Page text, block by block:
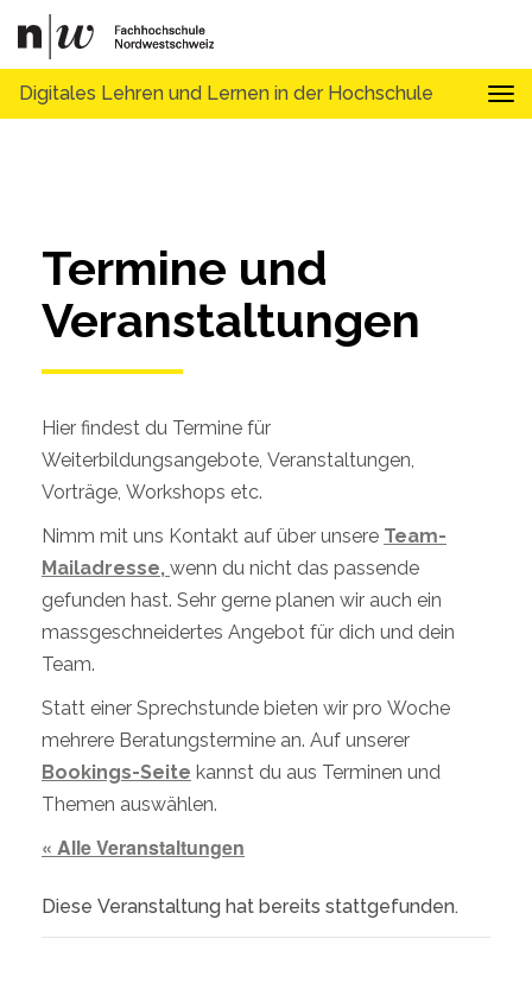
Digitales Lehren und Lernen in der Hochschule
Termine und
Veranstaltungen
Hier findest du Termine für
Weiterbildungsangebote, Veranstaltungen,
Vorträge, Workshops etc.
Nimm mit uns Kontakt auf über unsere Team-
Mailadresse, wenn du nicht das passende
gefunden hast. Sehr gerne planen wir auch ein
massgeschneidertes Angebot für dich und dein
Team.
Statt einer Sprechstunde bieten wir pro Woche
mehrere Beratungstermine an. Auf unserer
Bookings-Seite kannst du aus Terminen und
Themen auswählen.
« Alle Veranstaltungen
Diese Veranstaltung hat bereits stattgefunden.